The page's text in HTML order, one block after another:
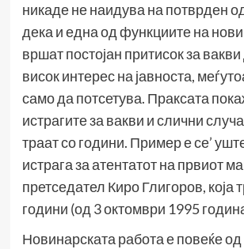
никаде не наидува на потврден
дека и една од функциите на
вршат постојан притисок за
висок интерес на јавноста,
само да потсетува. Праксата
истрагите за вакви и слични
траат со години. Пример е се’
истрага за атентатот на првиот
претседател Киро Глигоров, која
години (од 3 октомври 1995
Новинарската работа е повеќе